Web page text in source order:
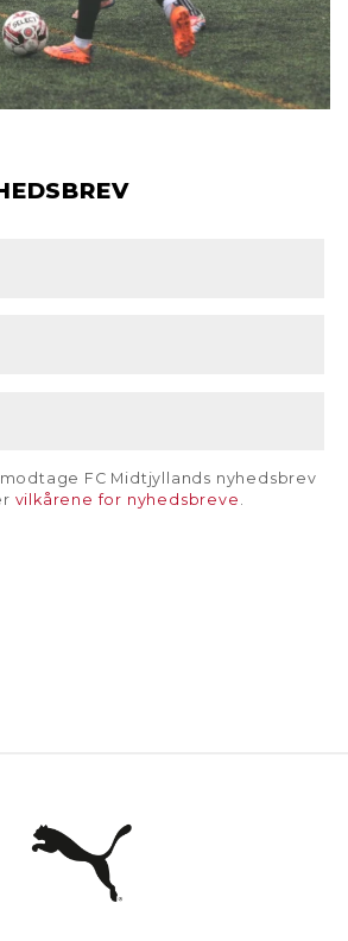
FC Midtjyllands nyhedsbrev
vilkårene for nyhedsbreve